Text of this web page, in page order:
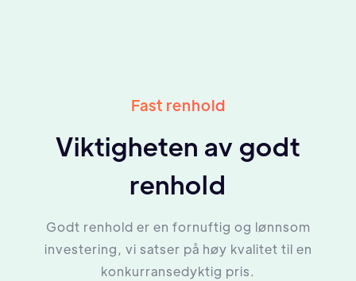
Fast renhold
Viktigheten av godt
renhold
Godt renhold er en fornuftig og lønnsom
investering, vi satser på høy kvalitet til en
konkurransedyktig pris.